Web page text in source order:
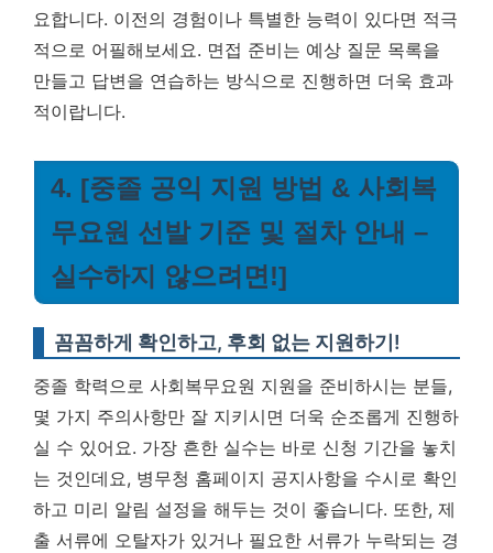
요합니다. 이전의 경험이나 특별한 능력이 있다면 적극
적으로 어필해보세요. 면접 준비는 예상 질문 목록을
만들고 답변을 연습하는 방식으로 진행하면 더욱 효과
적이랍니다.
4. [중졸 공익 지원 방법 & 사회복
무요원 선발 기준 및 절차 안내 –
실수하지 않으려면!]
꼼꼼하게 확인하고, 후회 없는 지원하기!
중졸 학력으로 사회복무요원 지원을 준비하시는 분들,
몇 가지 주의사항만 잘 지키시면 더욱 순조롭게 진행하
실 수 있어요. 가장 흔한 실수는 바로 신청 기간을 놓치
는 것인데요, 병무청 홈페이지 공지사항을 수시로 확인
하고 미리 알림 설정을 해두는 것이 좋습니다. 또한, 제
출 서류에 오탈자가 있거나 필요한 서류가 누락되는 경